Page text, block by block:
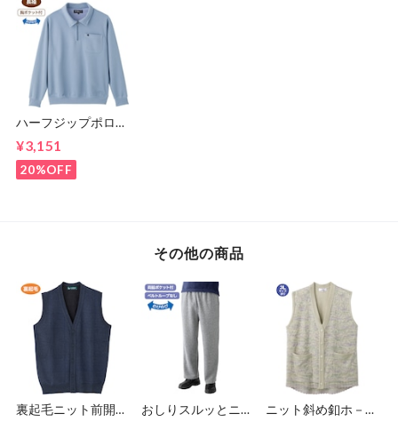
ハーフジップポロ衿
¥3,151
20%OFF
その他の商品
裏起毛ニット前開き
おしりスルッとニッ
ニット斜め釦ホ－ル